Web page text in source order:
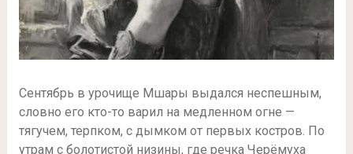
Сентябрь в урочище Мшары выдался неспешным,
словно его кто-то варил на медленном огне —
тягучем, терпком, с дымком от первых костров. По
утрам с болотистой низины, где речка Черёмуха